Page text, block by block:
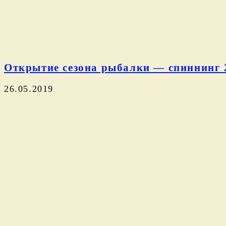
Открытие сезона рыбалки — спиннинг
26.05.2019